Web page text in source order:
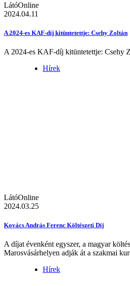
LátóOnline
2024.04.11
A 2024-es KAF-díj kitüntetettje: Csehy Zoltán
A 2024-es KAF-díj kitüntetettje: Csehy
Hírek
LátóOnline
2024.03.25
Kovács András Ferenc Költészeti Díj
A díjat évenként egyszer, a magyar
Marosvásárhelyen adják át a szakmai
Hírek